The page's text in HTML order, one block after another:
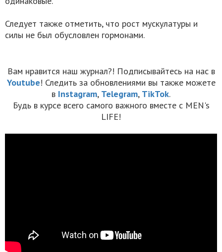
Следует также отметить, что рост мускулатуры и
силы не был обусловлен гормонами.
Вам нравится наш журнал?! Подписывайтесь на нас в
Youtube! Следить за обновлениями вы также можете
в Instagram, Telegram, TikTok.
Будь в курсе всего самого важного вместе с MEN's
LIFE!